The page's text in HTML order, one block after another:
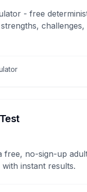
- free
challenges,
free, no-sign-up
instant results.